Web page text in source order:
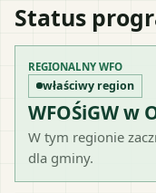
Status
REGIONALNY WFO
właściwy region
WFOŚiGW w
W tym regionie
dla gminy.